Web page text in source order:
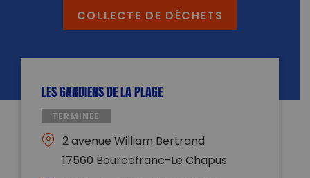
COLLECTE DE DÉCHETS
LES GARDIENS DE LA PLAGE
TERMINÉE
2 avenue William Bertrand
17560 Bourcefranc-Le Chapus